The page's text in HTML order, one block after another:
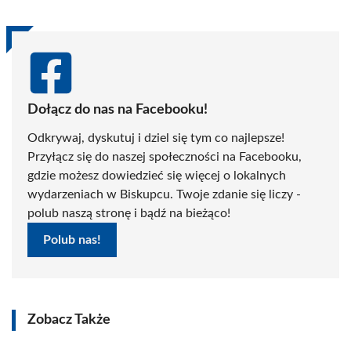
Dołącz do nas na Facebooku!
Odkrywaj, dyskutuj i dziel się tym co najlepsze!
Przyłącz się do naszej społeczności na Facebooku,
gdzie możesz dowiedzieć się więcej o lokalnych
wydarzeniach w Biskupcu. Twoje zdanie się liczy -
polub naszą stronę i bądź na bieżąco!
Polub nas!
Zobacz Także